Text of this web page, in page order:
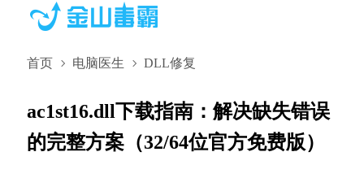
首页 电脑医生 DLL修复
ac1st16.dll下载指南：解决缺失错误
的完整方案（32/64位官方免费版）